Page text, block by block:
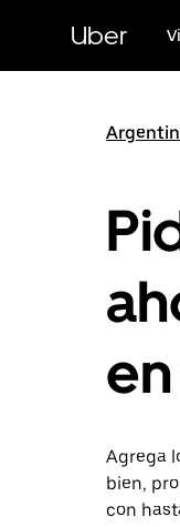
contenido
principal
Uber
Agrega
bien,
con